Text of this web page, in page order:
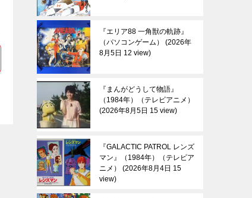
『エリア88 一角獣の軌跡』
（パソコンゲーム）
2026年
8月5日 12 view
『まんがどうして物語』
（1984年）（テレビアニメ）
2026年8月5日 15 view
『GALACTIC PATROL レンズ
マン』（1984年）（テレビア
ニメ）
2026年8月4日 15
view